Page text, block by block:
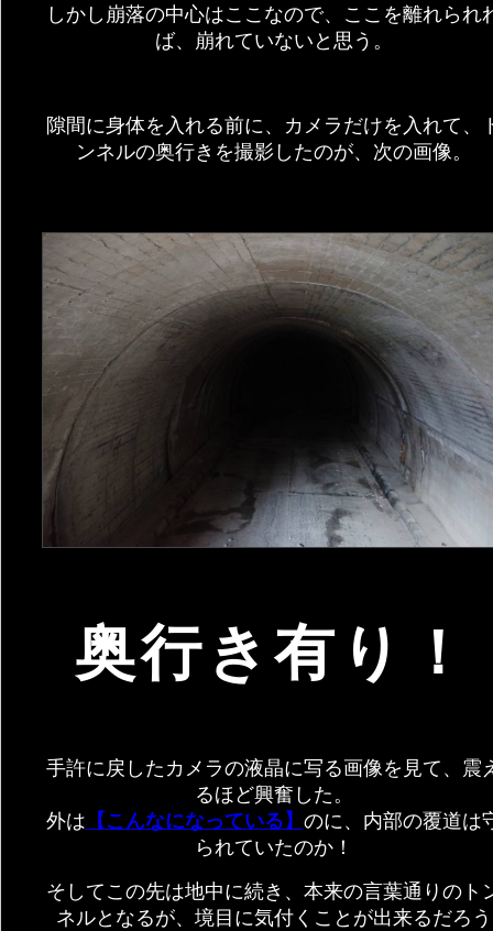
しかし崩落の中心はここなので、ここを離れられ
ば、崩れていないと思う。
隙間に身体を入れる前に、カメラだけを入れて、
ンネルの奥行きを撮影したのが、次の画像。
奥行き有り！
手許に戻したカメラの液晶に写る画像を見て、震
るほど興奮した。
外は 【こんなになっている】 のに、内部の覆道は
られていたのか！
そしてこの先は地中に続き、本来の言葉通りのト
ネルとなるが、境目に気付くことが出来るだろう